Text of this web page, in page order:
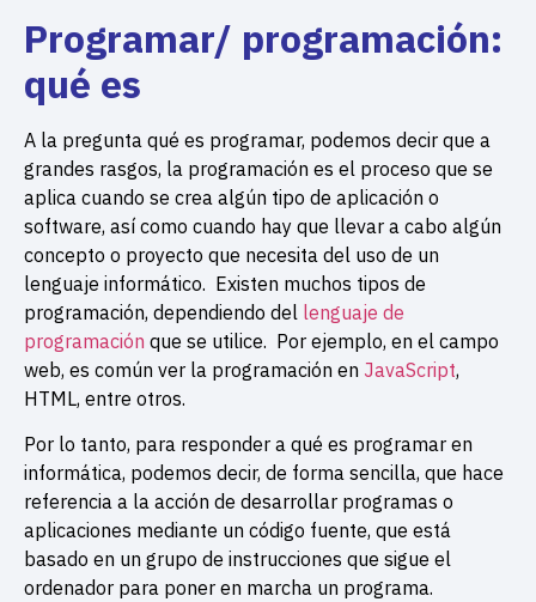
Programar/ programación:
qué es
A la pregunta qué es programar, podemos decir que a
grandes rasgos, la programación es el proceso que se
aplica cuando se crea algún tipo de aplicación o
software, así como cuando hay que llevar a cabo algún
concepto o proyecto que necesita del uso de un
lenguaje informático. Existen muchos tipos de
programación, dependiendo del lenguaje de
programación que se utilice. Por ejemplo, en el campo
web, es común ver la programación en JavaScript,
HTML, entre otros.
Por lo tanto, para responder a qué es programar en
informática, podemos decir, de forma sencilla, que hace
referencia a la acción de desarrollar programas o
aplicaciones mediante un código fuente, que está
basado en un grupo de instrucciones que sigue el
ordenador para poner en marcha un programa.